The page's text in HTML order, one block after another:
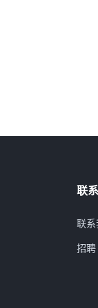
联
联系
招聘